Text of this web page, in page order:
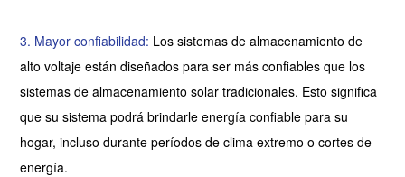
3. Mayor confiabilidad: Los sistemas de almacenamiento de
alto voltaje están diseñados para ser más confiables que los
sistemas de almacenamiento solar tradicionales. Esto significa
que su sistema podrá brindarle energía confiable para su
hogar, incluso durante períodos de clima extremo o cortes de
energía.